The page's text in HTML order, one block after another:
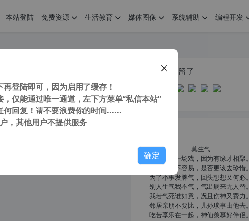
本站登陆 免费资源 生活教育 媒体图像 系统辅助 编程开发
v3.6 IE11/10浏览器卸载工具
注意：由于网站空间位于国
2026年3月31日
您在本页停留了
莫生气
人生就像一场戏，因为有缘才相聚。
相扶到老不容易，是否更该去珍惜。
为了小事发脾气，回头想想又何必。
别人生气我不气，气出病来无人替。
我若气死谁如意，况且伤神又费力。
邻居亲朋不要比，儿孙琐事由他去。
吃苦享乐在一起，神仙羡慕好伴侣。
登陆即可，因为启用了缓存！
仅能通过唯一通道，左下方菜单“私信本站”
何回复！请不要浪费你的时间......
，其他用户不提供服务
确定